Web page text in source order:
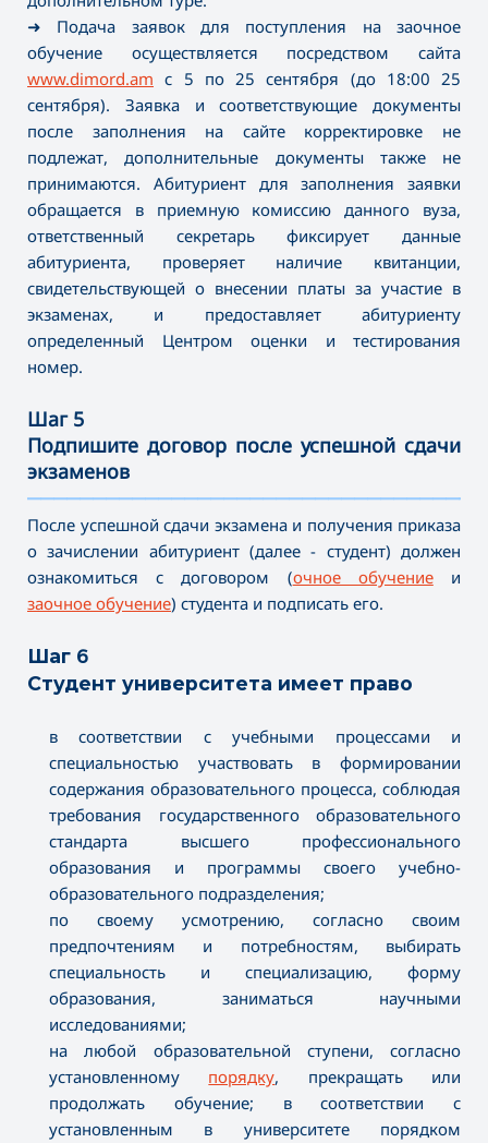
➜ Подача заявок для поступления на заочное
обучение осуществляется посредством сайта
www.dimord.am с 5 по 25 сентября (до 18:00 25
сентября). Заявка и соответствующие документы
после заполнения на сайте корректировке не
подлежат, дополнительные документы также не
принимаются. Абитуриент для заполнения заявки
обращается в приемную комиссию данного вуза,
ответственный секретарь фиксирует данные
абитуриента, проверяет наличие квитанции,
свидетельствующей о внесении платы за участие в
экзаменах, и предоставляет абитуриенту
определенный Центром оценки и тестирования
номер.
Шаг 5
Подпишите договор после успешной сдачи
экзаменов
После успешной сдачи экзамена и получения приказа
о зачислении абитуриент (далее - студент) должен
ознакомиться с договором (очное обучениеи
заочное обучение) студента и подписать его.
Шаг 6
Студент университета имеет право
в соответствии с учебными процессами и
специальностью участвовать в формировании
содержания образовательного процесса, соблюдая
требования государственного образовательного
стандарта высшего профессионального
образования и программы своего учебно-
образовательного подразделения;
по своему усмотрению, согласно своим
предпочтениям и потребностям, выбирать
специальность и специализацию, форму
образования, заниматься научными
исследованиями;
на любой образовательной ступени, согласно
установленному порядку, прекращать или
продолжать обучение; в соответствии с
установленным в университете порядком